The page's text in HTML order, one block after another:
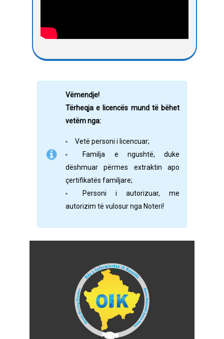
Vëmendje!
Tërheqja e licencës mund të bëhet
vetëm nga:
Vetë personi i licencuar;
Familja e ngushtë, duke
dëshmuar përmes extraktin apo
çertifikatës familjare;
Personi i autorizuar, me
autorizim të vulosur nga Noteri!